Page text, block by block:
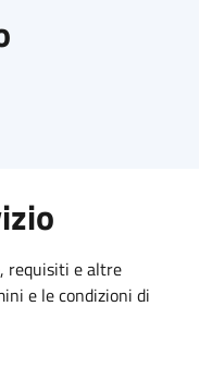
requisiti e altre
e le condizioni di